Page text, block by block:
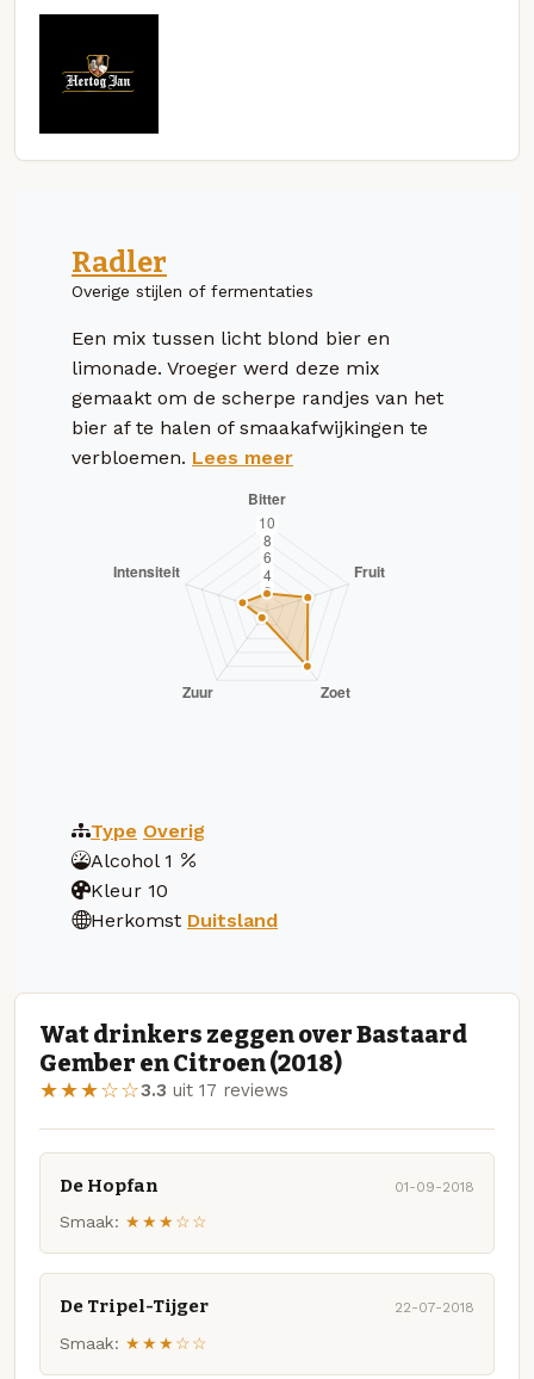
Radler
Overige stijlen of fermentaties
Een mix tussen licht blond bier en
limonade. Vroeger werd deze mix
gemaakt om de scherpe randjes van het
bier af te halen of smaakafwijkingen te
verbloemen. Lees meer
Type Overig
Alcohol 1
Kleur 10
Herkomst Duitsland
Wat drinkers zeggen over Bastaard
Gember en Citroen (2018)
★★★☆☆3.3 uit 17 reviews
De Hopfan 01-09-2018
Smaak: ★★★☆☆
De Tripel-Tijger 22-07-2018
Smaak: ★★★☆☆